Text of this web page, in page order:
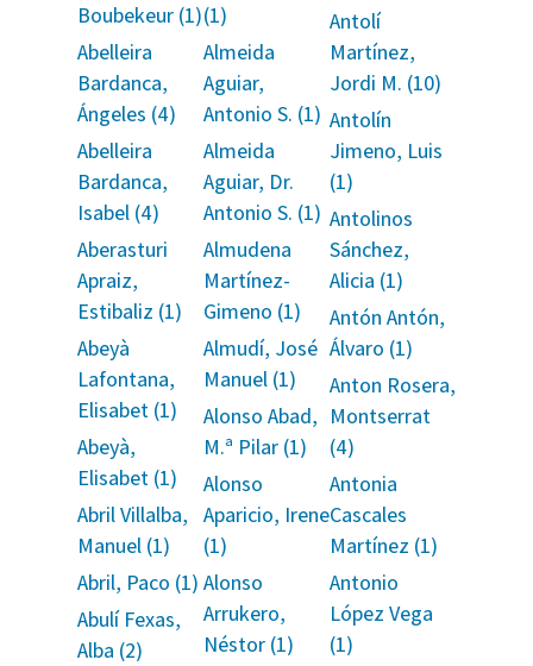
Boubekeur (1)
Abelleira
Bardanca,
Ángeles (4)
Abelleira
Bardanca,
Isabel (4)
Aberasturi
Apraiz,
Estibaliz (1)
Abeyà
Lafontana,
Elisabet (1)
Abeyà,
Elisabet (1)
Abril Villalba,
Manuel (1)
Abril, Paco (1)
Abulí Fexas,
Alba (2)
(1)
Almeida
Aguiar,
Antonio S. (1)
Almeida
Aguiar, Dr.
Antonio S. (1)
Almudena
Martínez-
Gimeno (1)
Almudí, José
Manuel (1)
Alonso Abad,
M.ª Pilar (1)
Alonso
Aparicio, Irene
(1)
Alonso
Arrukero,
Néstor (1)
Antolí
Martínez,
Jordi M. (10)
Antolín
Jimeno, Luis
(1)
Antolinos
Sánchez,
Alicia (1)
Antón Antón,
Álvaro (1)
Anton Rosera,
Montserrat
(4)
Antonia
Cascales
Martínez (1)
Antonio
López Vega
(1)